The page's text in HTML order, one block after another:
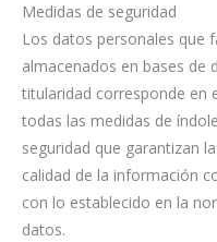
Medidas de seguridad
Los datos personales que
almacenados en bases de
titularidad corresponde en
todas las medidas de
seguridad que garantizan
calidad de la información
con lo establecido en la
datos.